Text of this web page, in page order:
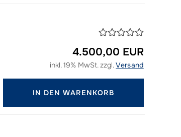
4.500,00 EUR
inkl. 19% MwSt. zzgl.Versand
IN DEN WARENKORB